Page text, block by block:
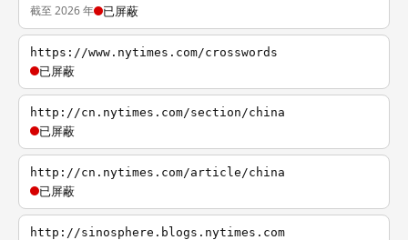
截至 2026 年 已屏蔽
https://www.nytimes.com/crosswords
已屏蔽
http://cn.nytimes.com/section/china
已屏蔽
http://cn.nytimes.com/article/china
已屏蔽
http://sinosphere.blogs.nytimes.com